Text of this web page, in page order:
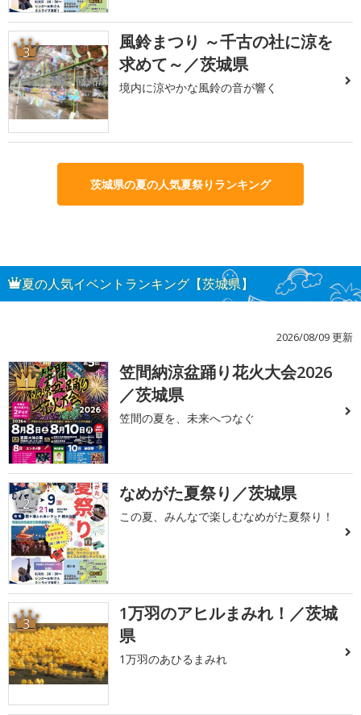
3
風鈴まつり ～千古の社に涼を
求めて～／茨城県
境内に涼やかな風鈴の音が響く
茨城県の夏の人気夏祭りランキング
夏の人気イベントランキング【茨城県】
2026/08/09 更新
1
笠間納涼盆踊り花火大会2026
／茨城県
笠間の夏を、未来へつなぐ
2 なめがた夏祭り／茨城県
この夏、みんなで楽しむなめがた夏祭り！
3
1万羽のアヒルまみれ！／茨城
県
1万羽のあひるまみれ